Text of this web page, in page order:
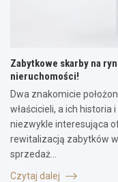
Zabytkowe skarby na
nieruchomości!
Dwa znakomicie
właścicieli, a ich historia
niezwykle interesująca
rewitalizacją zabytków
sprzedaż…
Czytaj dalej